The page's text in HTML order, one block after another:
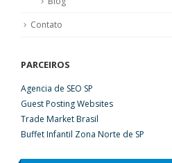
Contato
PARCEIROS
Agencia de SEO SP
Guest Posting Websites
Trade Market Brasil
Buffet Infantil Zona Norte de SP